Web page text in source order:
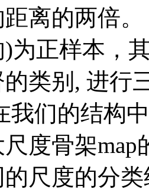
距离的两倍
为正样本，
的类别, 进行
我们的结构
度骨架map
的尺度的分